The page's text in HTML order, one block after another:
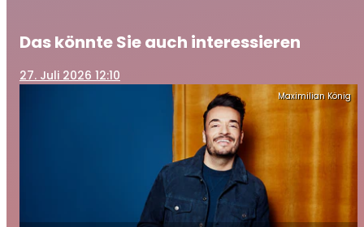
Das könnte Sie auch interessieren
27. Juli 2026 12:10
Maximilian König